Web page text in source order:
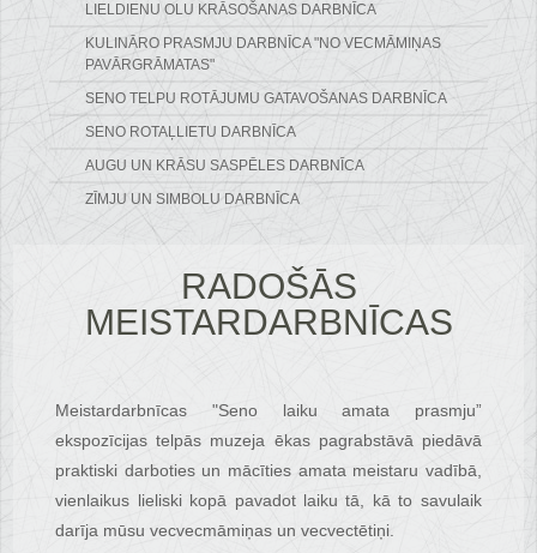
LIELDIENU OLU KRĀSOŠANAS DARBNĪCA
KULINĀRO PRASMJU DARBNĪCA "NO VECMĀMIŅAS
PAVĀRGRĀMATAS"
SENO TELPU ROTĀJUMU GATAVOŠANAS DARBNĪCA
SENO ROTAĻLIETU DARBNĪCA
AUGU UN KRĀSU SASPĒLES DARBNĪCA
ZĪMJU UN SIMBOLU DARBNĪCA
RADOŠĀS
MEISTARDARBNĪCAS
Meistardarbnīcas "Seno laiku amata prasmju”
ekspozīcijas telpās muzeja ēkas pagrabstāvā piedāvā
praktiski darboties un mācīties amata meistaru vadībā,
vienlaikus lieliski kopā pavadot laiku tā, kā to savulaik
darīja mūsu vecvecmāmiņas un vecvectētiņi.